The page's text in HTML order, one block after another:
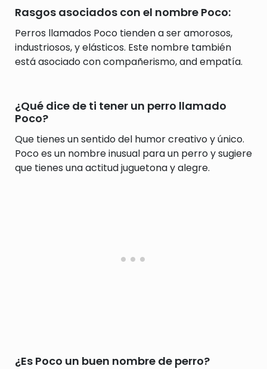
Rasgos asociados con el nombre Poco:
Perros llamados Poco tienden a ser amorosos,
industriosos, y elásticos. Este nombre también
está asociado con compañerismo, and empatía.
¿Qué dice de ti tener un perro llamado
Poco?
Que tienes un sentido del humor creativo y único.
Poco es un nombre inusual para un perro y sugiere
que tienes una actitud juguetona y alegre.
¿Es Poco un buen nombre de perro?